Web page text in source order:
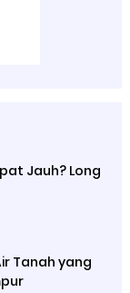
Jauh? Long
Tanah yang